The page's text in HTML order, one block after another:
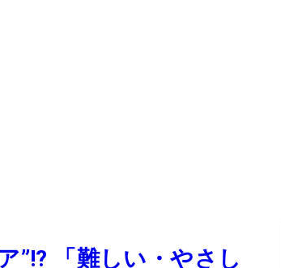
”!? 「難しい・やさし